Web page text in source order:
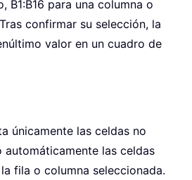
B1:B16 para una columna o
confirmar su selección, la
valor en un cuadro de
únicamente las celdas no
automáticamente las celdas
fila o columna seleccionada.